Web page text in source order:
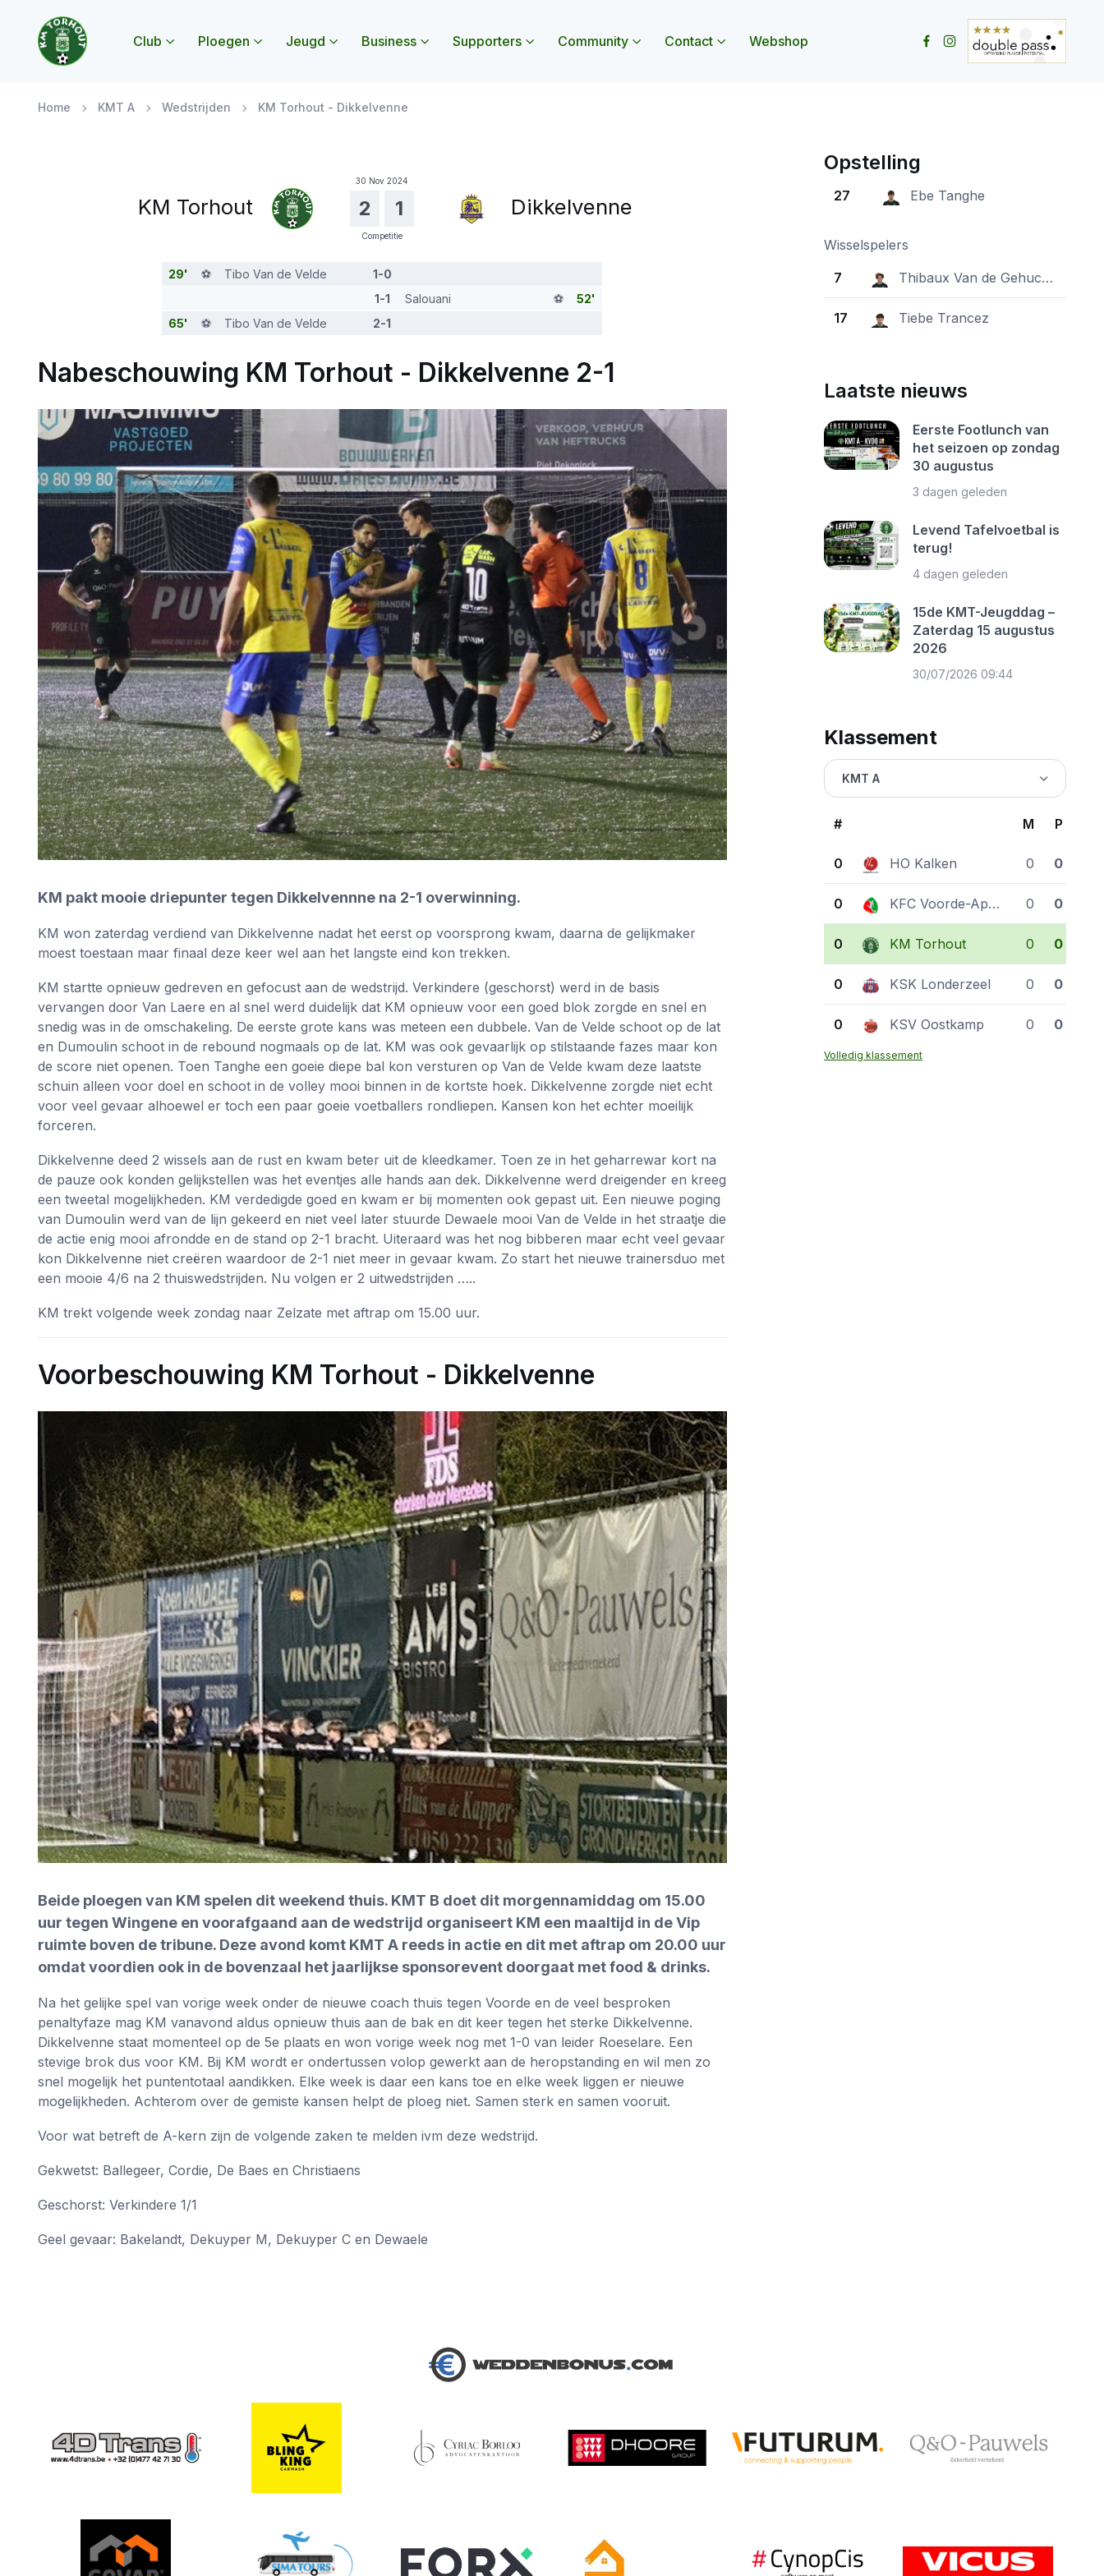
Club
Submenu Club openen
Ploegen
Submenu Ploegen openen
Jeugd
Submenu Jeugd openen
Business
Submenu Business openen
Supporters
Submenu Supporters openen
Community
Submenu Community openen
Contact
Submenu Contact openen
Webshop
Home KMT A Wedstrijden KM Torhout - Dikkelvenne
KM Torhout
30 Nov 2024
2 1
Competitie
Dikkelvenne
29' ⚽️ Tibo Van de Velde
1-0
52'
⚽️
Salouani
1-1
65'
⚽️ Tibo Van de Velde 2-1
Nabeschouwing KM Torhout - Dikkelvenne 2-1
KM pakt mooie driepunter tegen Dikkelvennne na 2-1 overwinning.
KM won zaterdag verdiend van Dikkelvenne nadat het eerst op voorsprong kwam, daarna de gelijkmaker
moest toestaan maar finaal deze keer wel aan het langste eind kon trekken.
KM startte opnieuw gedreven en gefocust aan de wedstrijd. Verkindere (geschorst) werd in de basis
vervangen door Van Laere en al snel werd duidelijk dat KM opnieuw voor een goed blok zorgde en snel en
snedig was in de omschakeling. De eerste grote kans was meteen een dubbele. Van de Velde schoot op de lat
en Dumoulin schoot in de rebound nogmaals op de lat. KM was ook gevaarlijk op stilstaande fazes maar kon
de score niet openen. Toen Tanghe een goeie diepe bal kon versturen op Van de Velde kwam deze laatste
schuin alleen voor doel en schoot in de volley mooi binnen in de kortste hoek. Dikkelvenne zorgde niet echt
voor veel gevaar alhoewel er toch een paar goeie voetballers rondliepen. Kansen kon het echter moeilijk
forceren.
Dikkelvenne deed 2 wissels aan de rust en kwam beter uit de kleedkamer. Toen ze in het geharrewar kort na
de pauze ook konden gelijkstellen was het eventjes alle hands aan dek. Dikkelvenne werd dreigender en kreeg
een tweetal mogelijkheden. KM verdedigde goed en kwam er bij momenten ook gepast uit. Een nieuwe poging
van Dumoulin werd van de lijn gekeerd en niet veel later stuurde Dewaele mooi Van de Velde in het straatje die
de actie enig mooi afrondde en de stand op 2-1 bracht. Uiteraard was het nog bibberen maar echt veel gevaar
kon Dikkelvenne niet creëren waardoor de 2-1 niet meer in gevaar kwam. Zo start het nieuwe trainersduo met
een mooie 4/6 na 2 thuiswedstrijden. Nu volgen er 2 uitwedstrijden …..
KM trekt volgende week zondag naar Zelzate met aftrap om 15.00 uur.
Voorbeschouwing KM Torhout - Dikkelvenne
Beide ploegen van KM spelen dit weekend thuis. KMT B doet dit morgennamiddag om 15.00
uur tegen Wingene en voorafgaand aan de wedstrijd organiseert KM een maaltijd in de Vip
ruimte boven de tribune. Deze avond komt KMT A reeds in actie en dit met aftrap om 20.00 uur
omdat voordien ook in de bovenzaal het jaarlijkse sponsorevent doorgaat met food & drinks.
Na het gelijke spel van vorige week onder de nieuwe coach thuis tegen Voorde en de veel besproken
penaltyfaze mag KM vanavond aldus opnieuw thuis aan de bak en dit keer tegen het sterke Dikkelvenne.
Dikkelvenne staat momenteel op de 5e plaats en won vorige week nog met 1-0 van leider Roeselare. Een
stevige brok dus voor KM. Bij KM wordt er ondertussen volop gewerkt aan de heropstanding en wil men zo
snel mogelijk het puntentotaal aandikken. Elke week is daar een kans toe en elke week liggen er nieuwe
mogelijkheden. Achterom over de gemiste kansen helpt de ploeg niet. Samen sterk en samen vooruit.
Voor wat betreft de A-kern zijn de volgende zaken te melden ivm deze wedstrijd.
Gekwetst: Ballegeer, Cordie, De Baes en Christiaens
Geschorst: Verkindere 1/1
Geel gevaar: Bakelandt, Dekuyper M, Dekuyper C en Dewaele
Opstelling
27 Ebe Tanghe
Wisselspelers
7
Thibaux Van de Gehuchte
17 Tiebe Trancez
Laatste nieuws
Eerste Footlunch van
het seizoen op zondag
30 augustus
3 dagen geleden
Levend Tafelvoetbal is
terug!
4 dagen geleden
15de KMT-Jeugddag –
Zaterdag 15 augustus
2026
30/07/2026 09:44
Klassement
KMT A
# M P
0 HO Kalken 0 0
0 KFC Voorde-Appelterre 0 0
0 KM Torhout 0 0
0 KSK Londerzeel 0 0
0 KSV Oostkamp 0 0
Volledig klassement